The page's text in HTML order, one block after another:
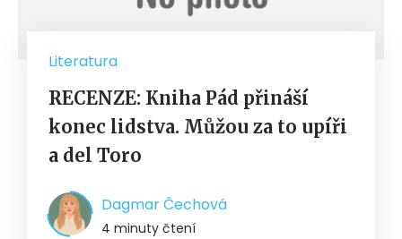
Literatura
RECENZE: Kniha Pád přináší
konec lidstva. Můžou za to upíři
a del Toro
Dagmar Čechová
4 minuty čtení